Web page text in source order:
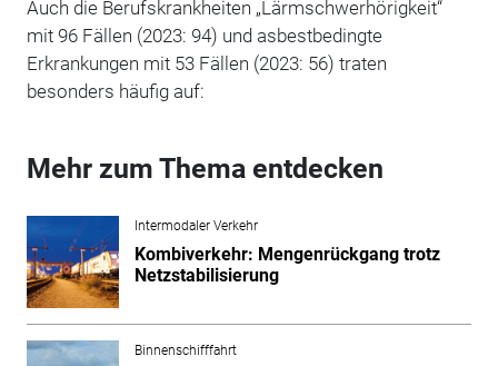
Auch die Berufskrankheiten „Lärmschwerhörigkeit“
mit 96 Fällen (2023: 94) und asbestbedingte
Erkrankungen mit 53 Fällen (2023: 56) traten
besonders häufig auf:
Mehr zum Thema entdecken
Intermodaler Verkehr
Kombiverkehr: Mengenrückgang trotz
Netzstabilisierung
Binnenschifffahrt